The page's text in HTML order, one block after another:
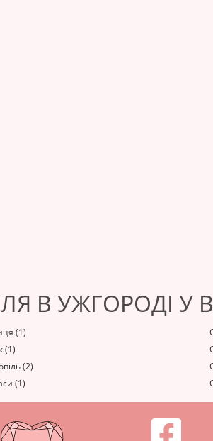
В УЖГОРОДІ У
(1)
(1)
(2)
(1)